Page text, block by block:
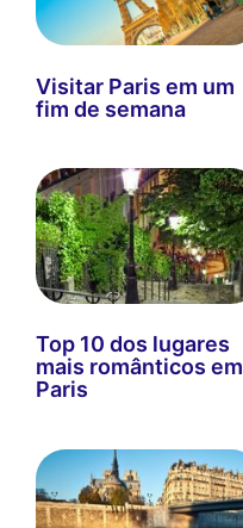
Visitar Paris em um
fim de semana
Top 10 dos lugares
mais românticos em
Paris